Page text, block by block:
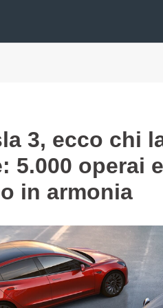
3, ecco chi
5.000 operai
in armonia